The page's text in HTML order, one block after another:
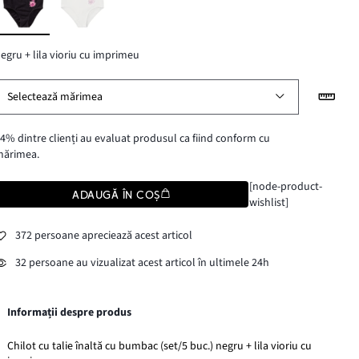
+ lila vioriu cu imprimeu
Selectează mărimea
dintre clienți au evaluat produsul ca fiind conform cu
ADAUGĂ ÎN COȘ
[node-product-
wishlist]
372 persoane apreciează acest articol
32 persoane au vizualizat acest articol în ultimele 24h
Informații despre produs
Chilot cu talie înaltă cu bumbac (set/5 buc.) negru + lila vioriu cu